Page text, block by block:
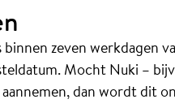
zeven werkdagen
Mocht Nuki –
dan wordt dit